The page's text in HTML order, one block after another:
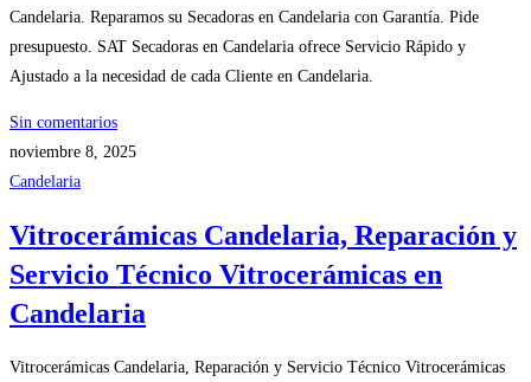
Candelaria. Reparamos su Secadoras en Candelaria con Garantía. Pide
presupuesto. SAT Secadoras en Candelaria ofrece Servicio Rápido y
Ajustado a la necesidad de cada Cliente en Candelaria.
Sin comentarios
noviembre 8, 2025
Candelaria
Vitrocerámicas Candelaria, Reparación y
Servicio Técnico Vitrocerámicas en
Candelaria
Vitrocerámicas Candelaria, Reparación y Servicio Técnico Vitrocerámicas